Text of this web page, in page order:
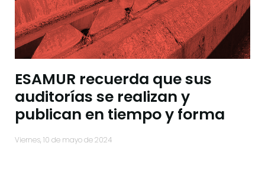
ESAMUR recuerda que sus
auditorías se realizan y
publican en tiempo y forma
viernes, 10 de mayo de 2024